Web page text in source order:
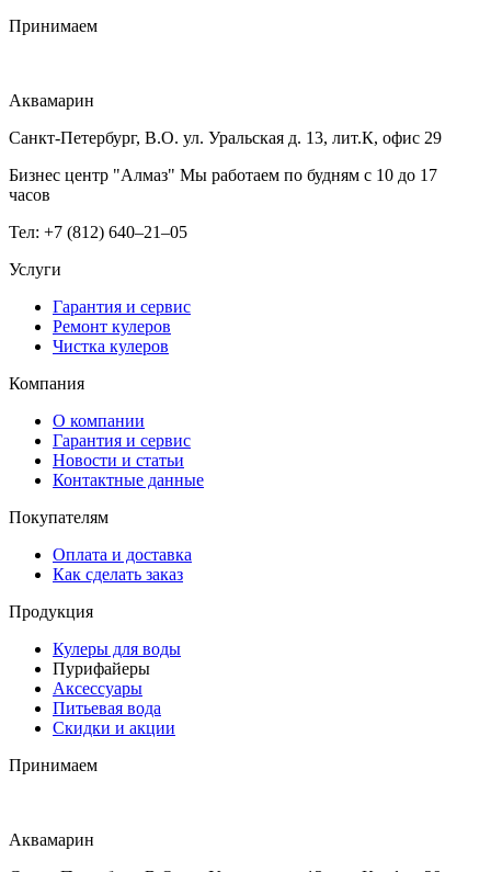
Принимаем
Аквамарин
Санкт-Петербург, В.О. ул. Уральская д. 13, лит.К, офис 29
Бизнес центр "Алмаз" Мы работаем по будням с 10 до 17
часов
Тел: +7 (812) 640–21–05
Услуги
Гарантия и сервис
Ремонт кулеров
Чистка кулеров
Компания
О компании
Гарантия и сервис
Новости и статьи
Контактные данные
Покупателям
Оплата и доставка
Как сделать заказ
Продукция
Кулеры для воды
Пурифайеры
Аксессуары
Питьевая вода
Скидки и акции
Принимаем
Аквамарин